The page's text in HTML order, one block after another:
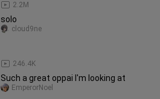
2.2M
solo
246.4K
cloud9ne
Such a great oppai I'm looking at
EmperorNoel